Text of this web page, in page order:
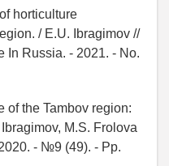
horticulture
/ E.U. Ibragimov //
In Russia. - 2021. - No.
of the Tambov region:
M.S. Frolova
- №9 (49). - Pp.